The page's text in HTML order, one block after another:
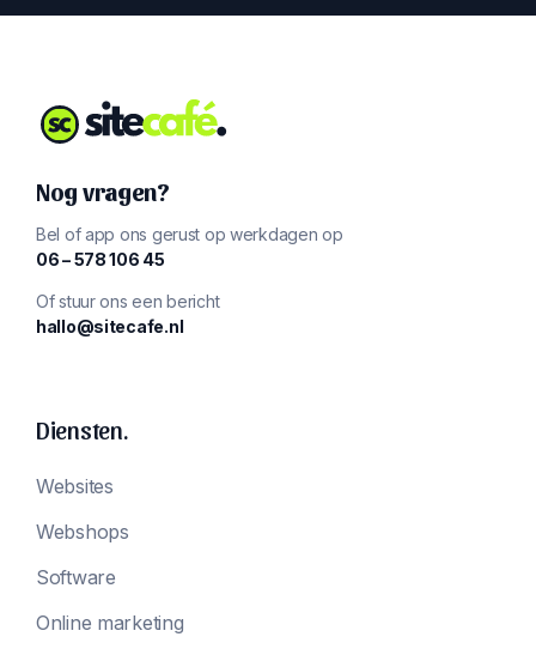
Nog vragen?
Bel of app ons gerust op werkdagen op
‪06 – 578 106 45‬
Of stuur ons een bericht
hallo@sitecafe.nl
Diensten.
Websites
Webshops
Software
Online marketing